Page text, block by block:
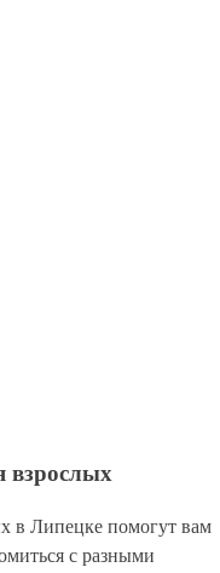
взрослых
в Липецке помогут вам
с разными